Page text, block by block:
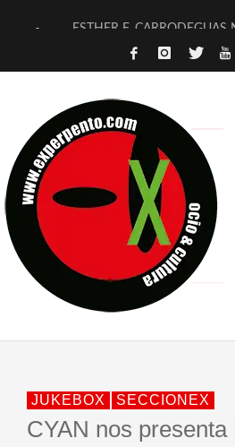
ESTHER F. CARRODEGUAS
[TERRA DE GUAPES]
TIMBRE 4, LA ESCUELA DEL
30 AÑOS (NO ES NADA) DE LA
MILITARES
D’BALDOMEROS
MARSHALL FLASH PRESENTA
JOFRE BARDAGÍ EN EXVITA
JUKEBOX SECCIONEX
CYAN nos presenta